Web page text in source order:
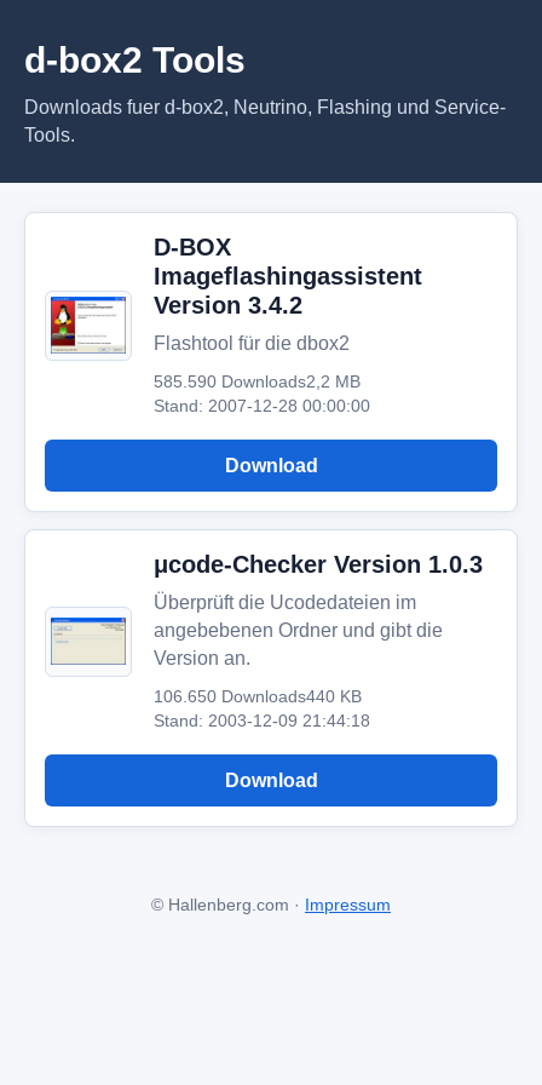
d-box2 Tools
Downloads fuer d-box2, Neutrino, Flashing und Service-
Tools.
D-BOX
Imageflashingassistent
Version 3.4.2
Flashtool für die dbox2
585.590 Downloads2,2 MB
Stand: 2007-12-28 00:00:00
Download
μcode-Checker Version 1.0.3
Überprüft die Ucodedateien im
angebebenen Ordner und gibt die
Version an.
106.650 Downloads440 KB
Stand: 2003-12-09 21:44:18
Download
© Hallenberg.com · Impressum